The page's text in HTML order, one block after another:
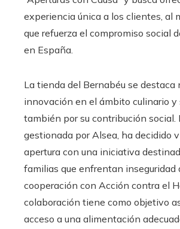
experiencia única a los clientes, al
que refuerza el compromiso social
en España.
La tienda del Bernabéu se destaca
innovación en el ámbito culinario y
también por su contribución social.
gestionada por Alsea, ha decidido
apertura con una iniciativa
familias que enfrentan inseguridad
cooperación con Acción contra el
colaboración tiene como objetivo
acceso a una alimentación